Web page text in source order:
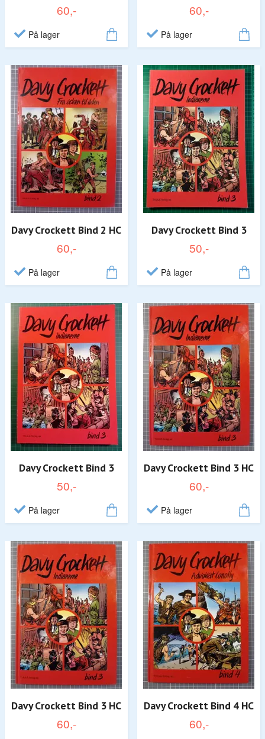
60,-
På lager
60,-
På lager
Davy Crockett Bind 2 HC
60,-
På lager
Davy Crockett Bind 3
50,-
På lager
Davy Crockett Bind 3
50,-
På lager
Davy Crockett Bind 3 HC
60,-
På lager
Davy Crockett Bind 3 HC
60,-
Davy Crockett Bind 4 HC
60,-